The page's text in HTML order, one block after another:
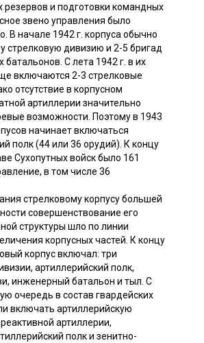
резервов и подготовки командных
звено управления было
В начале 1942 г. корпуса обычно
стрелковую дивизию и 2-5 бригад
батальонов. С лета 1942 г. в их
включаются 2-3 стрелковые
отсутствие в корпусном
артиллерии значительно
возможности. Поэтому в 1943
начинает включаться
полк (44 или 36 орудий). К концу
Сухопутных войск было 161
в том числе 36
стрелковому корпусу большей
совершенствование его
структуры шло по линии
корпусных частей. К концу
корпус включал: три
артиллерийский полк,
инженерный батальон и тыл. С
очередь в состав гвардейских
включать артиллерийскую
артиллерии,
полк и зенитно-